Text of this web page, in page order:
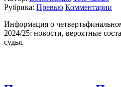
Рубрика: Превью Комментарии
Информация о
2024/25: новости, вероятные
судья.